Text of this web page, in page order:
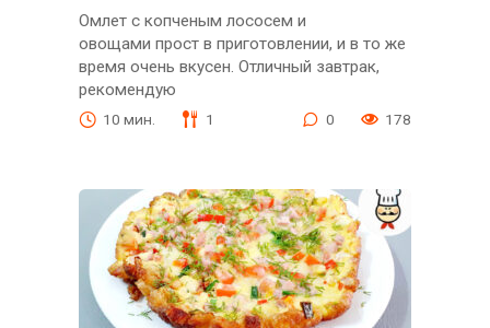
Омлет с копченым лососем и
овощами прост в приготовлении, и в то же
время очень вкусен. Отличный завтрак,
рекомендую
10 мин. 1 0 178